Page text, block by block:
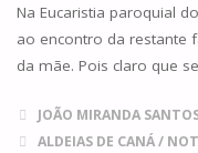
Na Eucaristia paroquial
ao encontro da restante
da mãe. Pois claro que
JOÃO MIRANDA
ALDEIAS DE CANÁ/